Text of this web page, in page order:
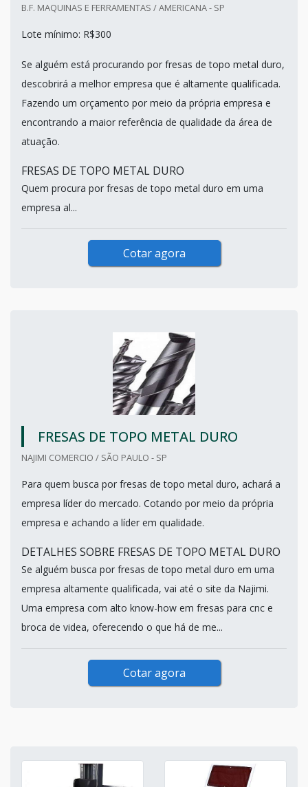
B.F. MAQUINAS E FERRAMENTAS / AMERICANA - SP
Lote mínimo: R$300
Se alguém está procurando por fresas de topo metal duro,
descobrirá a melhor empresa que é altamente qualificada.
Fazendo um orçamento por meio da própria empresa e
encontrando a maior referência de qualidade da área de
atuação.
FRESAS DE TOPO METAL DURO
Quem procura por fresas de topo metal duro em uma
empresa al...
Cotar agora
FRESAS DE TOPO METAL DURO
NAJIMI COMERCIO / SÃO PAULO - SP
Para quem busca por fresas de topo metal duro, achará a
empresa líder do mercado. Cotando por meio da própria
empresa e achando a líder em qualidade.
DETALHES SOBRE FRESAS DE TOPO METAL DURO
Se alguém busca por fresas de topo metal duro em uma
empresa altamente qualificada, vai até o site da Najimi.
Uma empresa com alto know-how em fresas para cnc e
broca de videa, oferecendo o que há de me...
Cotar agora